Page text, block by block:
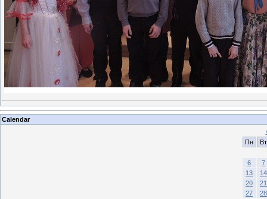
Calendar
Пн
Вт
6
7
13
14
20
21
27
28